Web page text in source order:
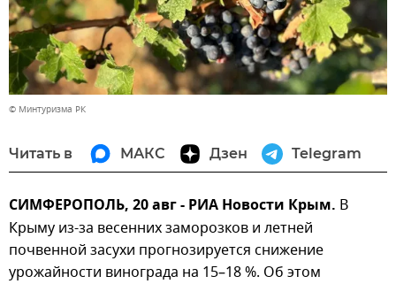
© Минтуризма РК
Читать в МАКС Дзен Telegram
СИМФЕРОПОЛЬ, 20 авг - РИА Новости Крым. В
Крыму из-за весенних заморозков и летней
почвенной засухи прогнозируется снижение
урожайности винограда на 15–18 %. Об этом